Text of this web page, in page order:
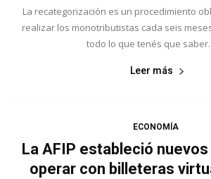
La recategorización es un procedimiento
realizar los monotributistas cada seis
todo lo que tenés que saber.
Leer más
ECONOMÍA
La AFIP estableció
operar con billeteras